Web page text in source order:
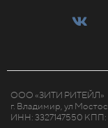
ООО «ЗИТИ РИТЕЙЛ»
г. Владимир, ул
ИНН: 3327147550 КПП: